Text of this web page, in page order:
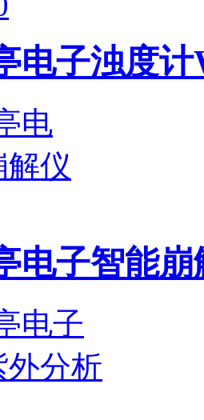
电子浊度计
电子智能